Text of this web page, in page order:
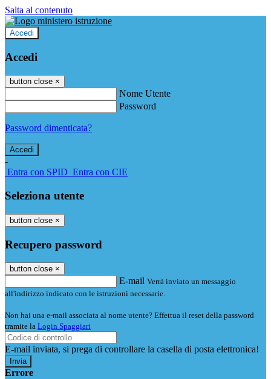
Salta al contenuto
Accedi
Accedi
button close ×
Nome Utente
Password
Password dimenticata?
-
Entra con SPID Entra con CIE
Seleziona utente
button close ×
Recupero password
button close ×
E-mail Verrà inviato un messaggio
all'indirizzo indicato con le istruzioni necessarie.
Non hai una e-mail associata al nome utente? Effettua il reset della password
tramite la Login Spaggiari
E-mail inviata, si prega di controllare la casella di posta elettronica!
Errore